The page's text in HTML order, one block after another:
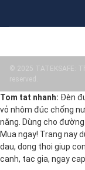
© 2025 TATEKSAFE:
reserved.
Tom tat nhanh: Đèn
vỏ nhôm đúc chống
năng. Dùng cho
Mua ngay! Trang nay
dau, dong thoi giup
canh, tac gia, ngay